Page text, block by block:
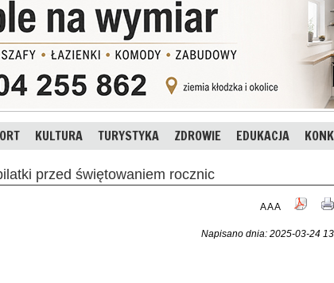
KULTURA TURYSTYKA ZDROWIE EDUKACJA
przed świętowaniem rocznic
AAA
Napisano dnia: 2025-03-24